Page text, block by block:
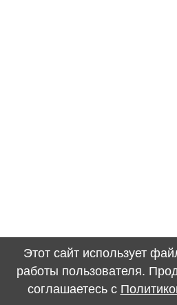
Этот сайт использует
работы пользователя.
соглашаетесь с